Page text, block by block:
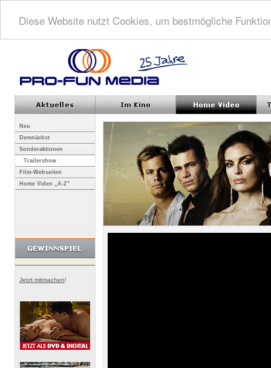
Diese Website nutzt Cookies, um bestmögliche
Neu
Demnächst
Sonderaktionen
Trailershow
Film-Webseiten
Home Video „A-Z”
Jetzt mitmachen!